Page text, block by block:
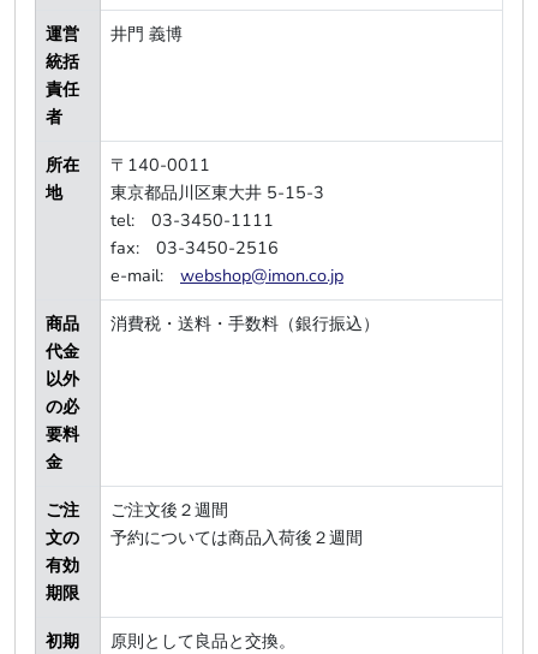
運営
統括
責任
者
井門 義博
所在
地
〒140-0011
東京都品川区東大井 5-15-3
tel: 03-3450-1111
fax: 03-3450-2516
e-mail: webshop@imon.co.jp
商品
代金
以外
の必
要料
金
消費税・送料・手数料（銀行振込）
ご注
文の
有効
期限
ご注文後２週間
予約については商品入荷後２週間
初期
原則として良品と交換。